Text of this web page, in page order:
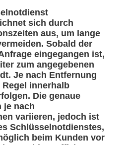
sich durch
aus, um lange
Sobald der
eingegangen ist,
zum angegebenen
Je nach Entfernung
innerhalb
Die genaue
je nach
variieren, jedoch ist
Schlüsselnotdienstes,
beim Kunden vor